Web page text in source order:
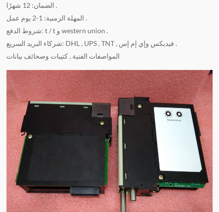
الضمان: 12 شهرًا .
المهلة الزمنية: 1-2 يوم عمل .
شروط الدفع: t / t و western union .
شركاء البريد السريع: DHL , UPS , TNT , فيديكس وإي إم إس .
المواصفات الفنية , كتيبات وصحائف بيانات